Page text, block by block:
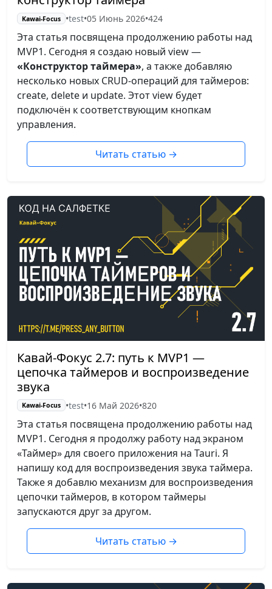
Kawai-Focus •test•05 Июнь 2026•424
Эта статья посвящена продолжению работы над
MVP1. Сегодня я создаю новый view —
«Конструктор таймера», а также добавляю
несколько новых CRUD-операций для таймеров:
create, delete и update. Этот view будет
подключён к соответствующим кнопкам
управления.
Читать статью →
Кавай-Фокус 2.7: путь к MVP1 —
цепочка таймеров и воспроизведение
звука
Kawai-Focus •test•16 Май 2026•820
Эта статья посвящена продолжению работы над
MVP1. Сегодня я продолжу работу над экраном
«Таймер» для своего приложения на Tauri. Я
напишу код для воспроизведения звука таймера.
Также я добавлю механизм для воспроизведения
цепочки таймеров, в котором таймеры
запускаются друг за другом.
Читать статью →